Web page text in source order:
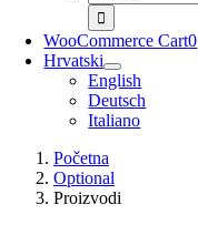
WooCommerce Cart0
Hrvatski
English
Deutsch
Italiano
Početna
Optional
Proizvodi